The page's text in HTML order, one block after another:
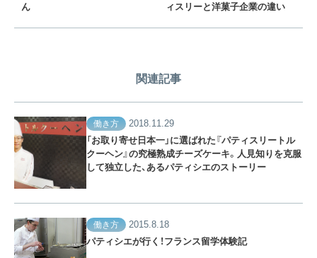
ん
ィスリーと洋菓子企業の違い
関連記事
働き方
2018.11.29
「お取り寄せ日本一」に選ばれた『パティスリートル
クーヘン』の究極熟成チーズケーキ。人見知りを克服
して独立した、あるパティシエのストーリー
働き方
2015.8.18
パティシエが行く！フランス留学体験記